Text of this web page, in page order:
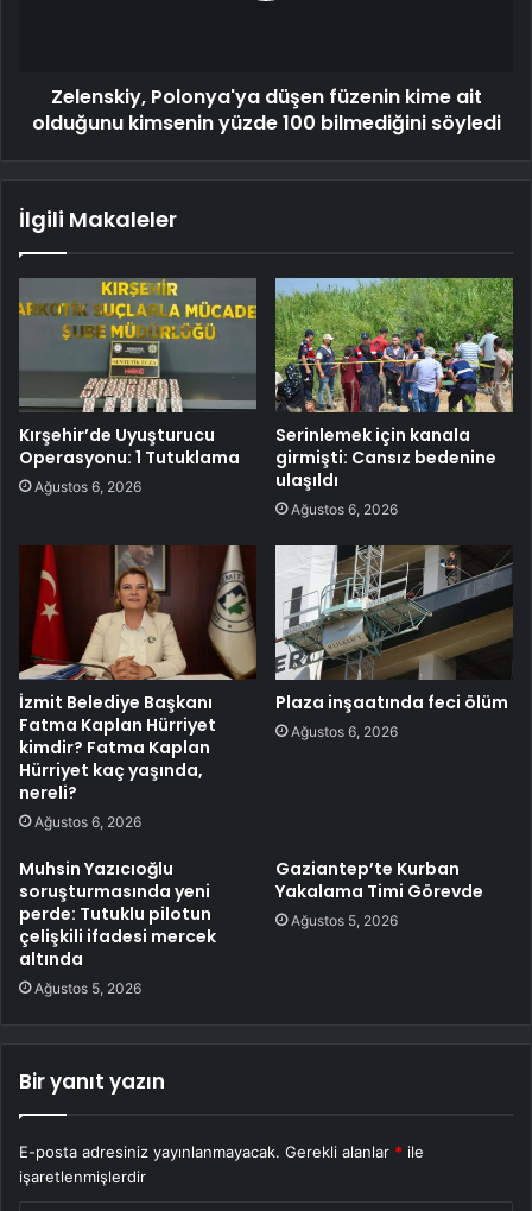
Zelenskiy, Polonya'ya düşen füzenin kime ait
olduğunu kimsenin yüzde 100 bilmediğini söyledi
İlgili Makaleler
Kırşehir’de Uyuşturucu
Operasyonu: 1 Tutuklama
Ağustos 6, 2026
Serinlemek için kanala
girmişti: Cansız bedenine
ulaşıldı
Ağustos 6, 2026
İzmit Belediye Başkanı
Fatma Kaplan Hürriyet
kimdir? Fatma Kaplan
Hürriyet kaç yaşında,
nereli?
Ağustos 6, 2026
Plaza inşaatında feci ölüm
Ağustos 6, 2026
Muhsin Yazıcıoğlu
soruşturmasında yeni
perde: Tutuklu pilotun
çelişkili ifadesi mercek
altında
Ağustos 5, 2026
Gaziantep’te Kurban
Yakalama Timi Görevde
Ağustos 5, 2026
Bir yanıt yazın
E-posta adresiniz yayınlanmayacak. Gerekli alanlar * ile
işaretlenmişlerdir